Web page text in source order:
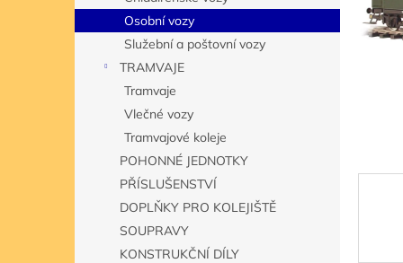
n
e
Osobní vozy
Služební a poštovní vozy
TRAMVAJE
Tramvaje
Vlečné vozy
Tramvajové koleje
POHONNÉ JEDNOTKY
PŘÍSLUŠENSTVÍ
DOPLŇKY PRO KOLEJIŠTĚ
SOUPRAVY
KONSTRUKČNÍ DÍLY